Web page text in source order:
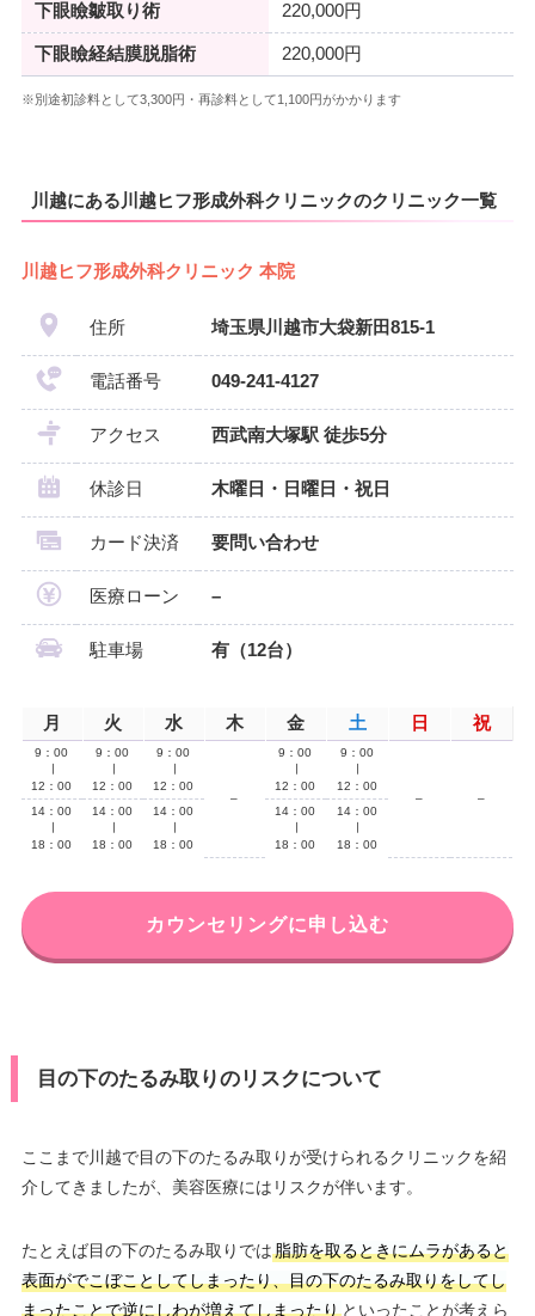
下眼瞼皺取り術 220,000円
下眼瞼経結膜脱脂術 220,000円
※別途初診料として3,300円・再診料として1,100円がかかります
川越にある川越ヒフ形成外科クリニックのクリニック一覧
川越ヒフ形成外科クリニック 本院
住所 埼玉県川越市大袋新田815-1
電話番号 049-241-4127
アクセス 西武南大塚駅 徒歩5分
休診日 木曜日・日曜日・祝日
カード決済 要問い合わせ
医療ローン –
駐車場 有（12台）
月 火 水 木 金 土 日 祝
9：00
12：00
9：00
12：00
9：00
12：00
–
9：00
12：00
9：00
12：00
–
–
14：00
18：00
14：00
18：00
14：00
18：00
14：00
18：00
14：00
18：00
カウンセリングに申し込む
目の下のたるみ取りのリスクについて
ここまで川越で目の下のたるみ取りが受けられるクリニックを紹
介してきましたが、美容医療にはリスクが伴います。
たとえば目の下のたるみ取りでは脂肪を取るときにムラがあると
表面がでこぼことしてしまったり、目の下のたるみ取りをしてし
まったことで逆にしわが増えてしまったりといったことが考えら